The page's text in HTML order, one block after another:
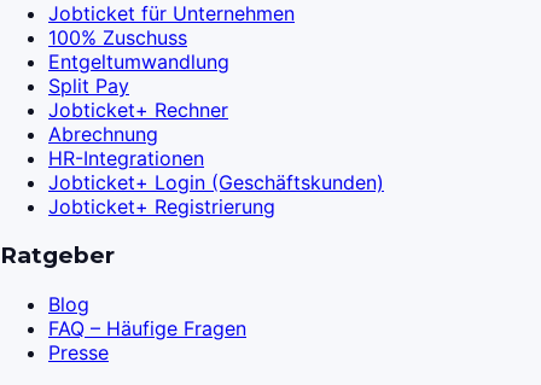
Jobticket für Unternehmen
100% Zuschuss
Entgeltumwandlung
Split Pay
Jobticket+ Rechner
Abrechnung
HR-Integrationen
Jobticket+ Login (Geschäftskunden)
Jobticket+ Registrierung
Ratgeber
Blog
FAQ – Häufige Fragen
Presse